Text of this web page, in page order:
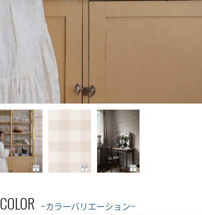
COLOR −カラーバリエーション−